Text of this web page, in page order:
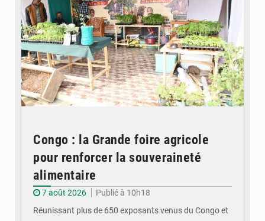
Congo : la Grande foire agricole
pour renforcer la souveraineté
alimentaire
7 août 2026
Publié à 10h18
Réunissant plus de 650 exposants venus du Congo et